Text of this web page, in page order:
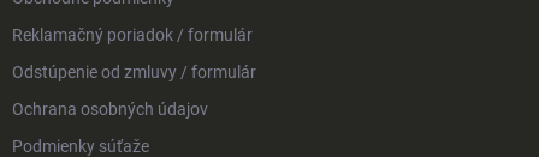
Reklamačný poriadok / formulár
Odstúpenie od zmluvy / formulár
Ochrana osobných údajov
Podmienky súťaže